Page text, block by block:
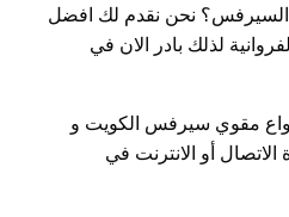
نحن نقدم لك افضل
لذلك بادر الان في
مقوي سيرفس الكويت و
أو الانترنت في